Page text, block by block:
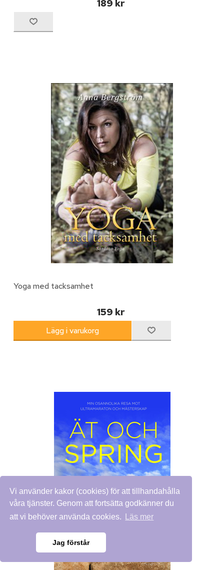
Vi använder kakor (cookies) för att tillhandahålla
våra tjänster. Genom att fortsätta godkänner du
att vi behöver använda cookies.
Läs mer
Jag förstår
189 kr
Yoga med tacksamhet
159 kr